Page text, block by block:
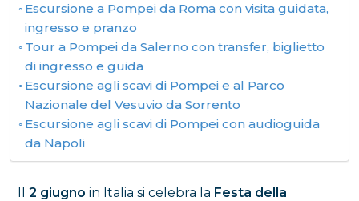
Escursione a Pompei da Roma con visita guidata,
ingresso e pranzo
Tour a Pompei da Salerno con transfer, biglietto
di ingresso e guida
Escursione agli scavi di Pompei e al Parco
Nazionale del Vesuvio da Sorrento
Escursione agli scavi di Pompei con audioguida
da Napoli
Il 2 giugno in Italia si celebra la Festa della